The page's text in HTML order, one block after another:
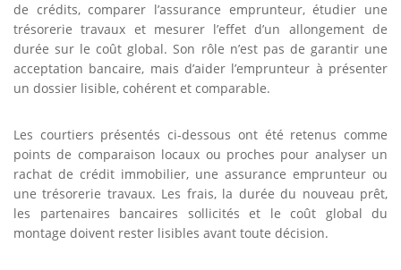
de crédits, comparer l’assurance emprunteur, étudier une
trésorerie travaux et mesurer l’effet d’un allongement de
durée sur le coût global. Son rôle n’est pas de garantir une
acceptation bancaire, mais d’aider l’emprunteur à présenter
un dossier lisible, cohérent et comparable.
Les courtiers présentés ci-dessous ont été retenus comme
points de comparaison locaux ou proches pour analyser un
rachat de crédit immobilier, une assurance emprunteur ou
une trésorerie travaux. Les frais, la durée du nouveau prêt,
les partenaires bancaires sollicités et le coût global du
montage doivent rester lisibles avant toute décision.